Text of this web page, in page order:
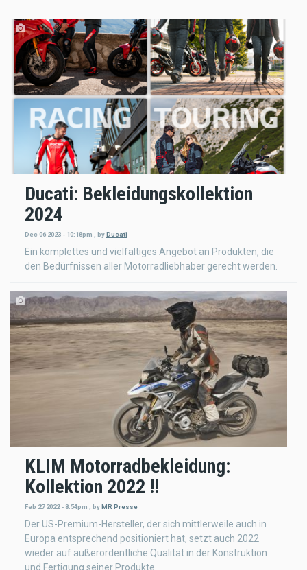
Ducati: Bekleidungskollektion
2024
Dec 06 2023 - 10:18pm byDucati
Ein komplettes und vielfältiges Angebot an Produkten, die
den Bedürfnissen aller Motorradliebhaber gerecht werden.
KLIM Motorradbekleidung:
Kollektion 2022 !!
Feb 27 2022 - 8:54pm byMR Presse
Der US-Premium-Hersteller, der sich mittlerweile auch in
Europa entsprechend positioniert hat, setzt auch 2022
wieder auf außerordentliche Qualität in der Konstruktion
und Fertigung seiner Produkte.